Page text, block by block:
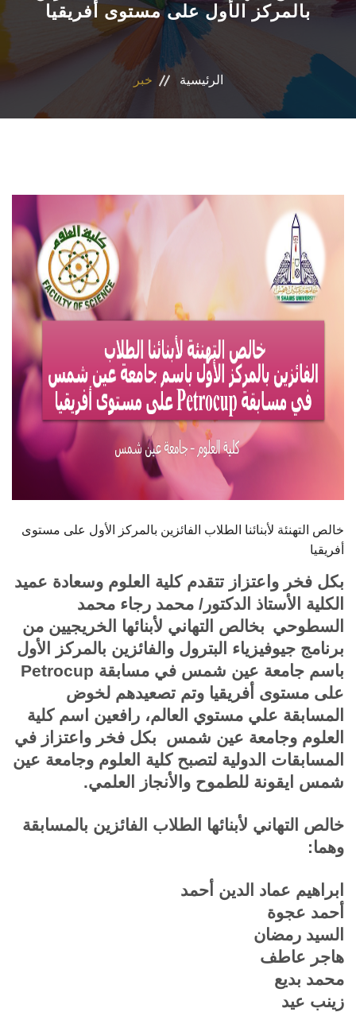
المجلات العلمية
بالمركز الأول على مستوى أفريقيا
الرئيسية خبر
خالص التهنئة لأبنائنا الطلاب الفائزين بالمركز الأول على مستوى
أفريقيا
بكل فخر واعتزاز تتقدم كلية العلوم وسعادة عميد
الكلية الأستاذ الدكتور/ محمد رجاء محمد
السطوحي بخالص التهاني لأبنائها الخريجيين من
برنامج جيوفيزياء البترول والفائزين بالمركز الأول
باسم جامعة عين شمس في مسابقة Petrocup
على مستوى أفريقيا وتم تصعيدهم لخوض
المسابقة علي مستوي العالم، رافعين اسم كلية
العلوم وجامعة عين شمس بكل فخر واعتزاز في
المسابقات الدولية لتصبح كلية العلوم وجامعة عين
شمس ايقونة للطموح والأنجاز العلمي.
خالص التهاني لأبنائها الطلاب الفائزين بالمسابقة
وهما:
ابراهيم عماد الدين أحمد
أحمد عجوة
السيد رمضان
هاجر عاطف
محمد بديع
زينب عيد